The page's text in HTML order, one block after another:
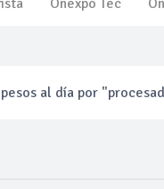
Onexpo Tec
al día por